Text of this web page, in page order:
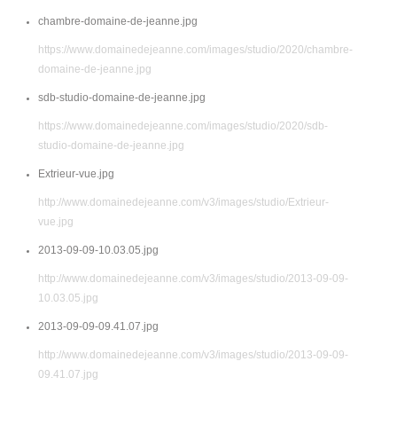
chambre-domaine-de-jeanne.jpg
https://www.domainedejeanne.com/images/studio/2020/chambre-
domaine-de-jeanne.jpg
sdb-studio-domaine-de-jeanne.jpg
https://www.domainedejeanne.com/images/studio/2020/sdb-
studio-domaine-de-jeanne.jpg
Extrieur-vue.jpg
http://www.domainedejeanne.com/v3/images/studio/Extrieur-
vue.jpg
2013-09-09-10.03.05.jpg
http://www.domainedejeanne.com/v3/images/studio/2013-09-09-
10.03.05.jpg
2013-09-09-09.41.07.jpg
http://www.domainedejeanne.com/v3/images/studio/2013-09-09-
09.41.07.jpg